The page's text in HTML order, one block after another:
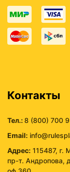
Контакты
Тел.:8 (800) 700
Email:
Адрес: 115487, г.
пр-т. Андропова,